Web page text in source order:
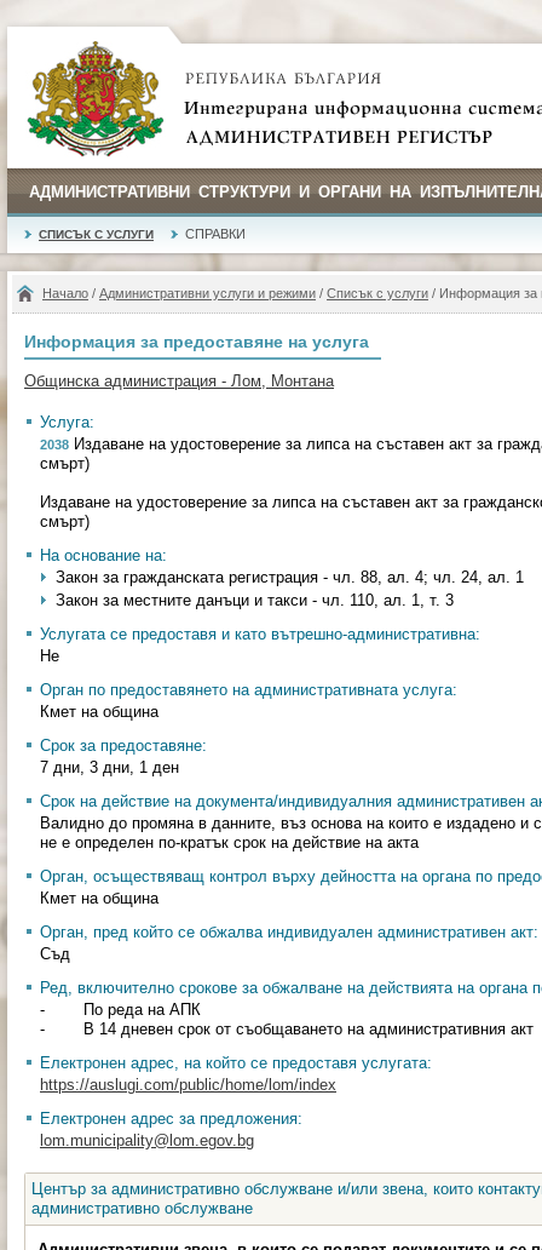
АДМИНИСТРАТИВНИ СТРУКТУРИ И ОРГАНИ НА
СПИСЪК С УСЛУГИ СПРАВКИ
Начало / Административни услуги и режими / Списък с услуги / Информация за
Информация за предоставяне на услуга
Общинска администрация - Лом, Монтана
Услуга:
2038 Издаване на удостоверение за липса на съставен акт за
смърт)
Издаване на удостоверение за липса на съставен акт за
смърт)
На основание на:
Закон за гражданската регистрация - чл. 88, ал. 4; чл. 24, ал. 1
Закон за местните данъци и такси - чл. 110, ал. 1, т. 3
Услугата се предоставя и като вътрешно-административна:
Не
Орган по предоставянето на административната услуга:
Кмет на община
Срок за предоставяне:
7 дни, 3 дни, 1 ден
Срок на действие на документа/индивидуалния административен
Валидно до промяна в данните, въз основа на които е издадено и
не е определен по-кратък срок на действие на акта
Орган, осъществяващ контрол върху дейността на органа по
Кмет на община
Орган, пред който се обжалва индивидуален административен акт:
Съд
Ред, включително срокове за обжалване на действията на органа
- По реда на АПК
- В 14 дневен срок от съобщаването на административния акт
Електронен адрес, на който се предоставя услугата:
https://auslugi.com/public/home/lom/index
Електронен адрес за предложения:
lom.municipality@lom.egov.bg
Център за административно обслужване и/или звена, които
административно обслужване